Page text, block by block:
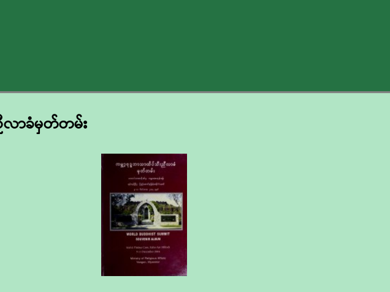
လာခံမှတ်တမ်း